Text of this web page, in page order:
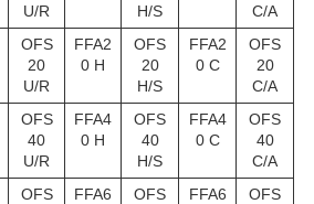
U/R
H/S
C/A
OFS
20
U/R
FFA2
0 H
OFS
20
H/S
FFA2
0 C
OFS
20
C/A
OFS
40
U/R
FFA4
0 H
OFS
40
H/S
FFA4
0 C
OFS
40
C/A
OFS
FFA6
OFS
FFA6
OFS